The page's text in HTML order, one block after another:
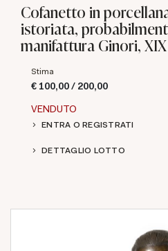
Cofanetto in
istoriata,
manifattura Ginori,
Stima
€ 100,00 / 200,00
VENDUTO
ENTRA O REGISTRATI
DETTAGLIO LOTTO